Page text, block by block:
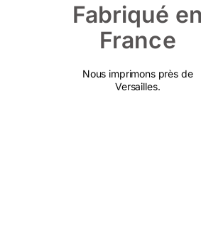
Fabriqué en
France
Nous imprimons près de
Versailles.